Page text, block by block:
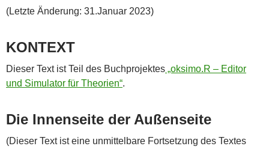
(Letzte Änderung: 31.Januar 2023)
KONTEXT
Dieser Text ist Teil des Buchprojektes „oksimo.R – Editor
und Simulator für Theorien“.
Die Innenseite der Außenseite
(Dieser Text ist eine unmittelbare Fortsetzung des Textes